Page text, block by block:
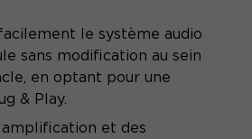
le système audio
sans modification au sein
en optant pour une
& Play.
et des